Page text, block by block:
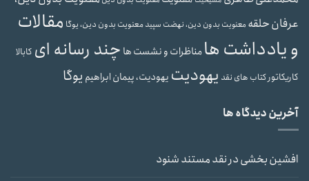
عرفان حلقه معنویت بدون دین، نهضت سپیدمعنویت بدون دین، یوگا مقالات
و یادداشت هامناظرات و نشست ها چند رسانه ای کابالا
کاریکاتور کتاب های نقد یهودیت یهودیت، پیمان ابراهیم یوگا
آخرین دیدگاه ها
افشین بخشیدرنقد مستند شنود